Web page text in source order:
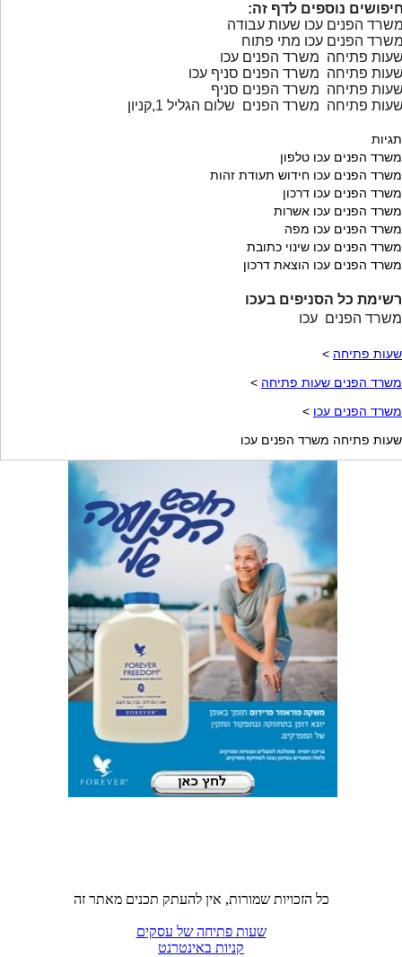
נוספים לדף זה:
הפנים עכו שעות עבודה
הפנים עכו מתי פתוח
פתיחה משרד הפנים עכו
פתיחה משרד הפנים סניף עכו
פתיחה משרד הפנים סניף
פתיחה משרד הפנים שלום הגליל 1,קניון
תגיות
משרד הפנים עכו טלפון
משרד הפנים עכו חידוש תעודת זהות
משרד הפנים עכו דרכון
משרד הפנים עכו אשרות
משרד הפנים עכו מפה
משרד הפנים עכו שינוי כתובת
משרד הפנים עכו הוצאת דרכון
רשימת כל הסניפים בעכו
משרד הפנים עכו
שעות פתיחה >
משרד הפנים שעות פתיחה >
משרד הפנים עכו >
שעות פתיחה משרד הפנים עכו
כל הזכויות שמורות, אין להעתק תכנים מאתר זה
שעות פתיחה של עסקים
קניות באינטרנט